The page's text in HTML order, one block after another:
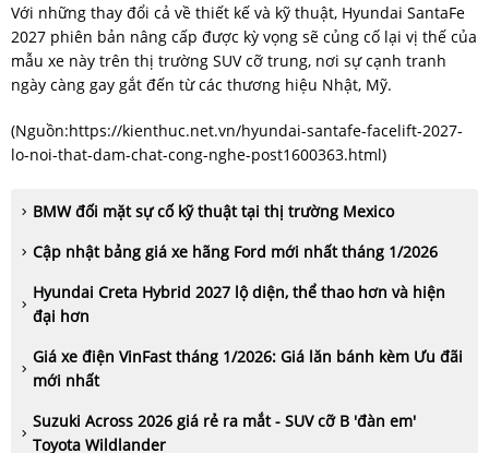
Với những thay đổi cả về thiết kế và kỹ thuật, Hyundai SantaFe
2027 phiên bản nâng cấp được kỳ vọng sẽ củng cố lại vị thế của
mẫu xe này trên thị trường SUV cỡ trung, nơi sự cạnh tranh
ngày càng gay gắt đến từ các thương hiệu Nhật, Mỹ.
(Nguồn:https://kienthuc.net.vn/hyundai-santafe-facelift-2027-
lo-noi-that-dam-chat-cong-nghe-post1600363.html)
BMW đối mặt sự cố kỹ thuật tại thị trường Mexico
Cập nhật bảng giá xe hãng Ford mới nhất tháng 1/2026
Hyundai Creta Hybrid 2027 lộ diện, thể thao hơn và hiện
đại hơn
Giá xe điện VinFast tháng 1/2026: Giá lăn bánh kèm Ưu đãi
mới nhất
Suzuki Across 2026 giá rẻ ra mắt - SUV cỡ B 'đàn em'
Toyota Wildlander